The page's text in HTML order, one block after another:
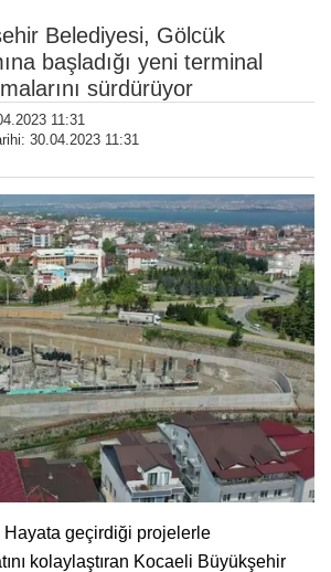
Belediyesi, Gölcük
başladığı yeni terminal
sürdürüyor
11:31
30.04.2023 11:31
Hayata geçirdiği projelerle
kolaylaştıran Kocaeli Büyükşehir